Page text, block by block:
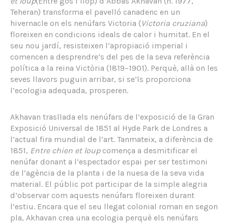
Teheran) transforma el pavelló canadenc en un
hivernacle on els nenúfars Victoria (Victoria cruziana)
floreixen en condicions ideals de calor i humitat. En el
seu nou jardí, resisteixen l’apropiació imperial i
comencen a desprendre’s del pes de la seva referència
política a la reina Victòria (1819–1901). Perquè, allà on les
seves llavors puguin arribar, si se’ls proporciona
l’ecologia adequada, prosperen.
Akhavan trasllada els nenúfars de l’exposició de la Gran
Exposició Universal de 1851 al Hyde Park de Londres a
l’actual fira mundial de l’art. Tanmateix, a diferència de
1851, Entre chien et loupcomença a desmitificar el
nenúfar donant a l’espectador espai per ser testimoni
de l’agència de la planta i de la nuesa de la seva vida
material. El públic pot participar de la simple alegria
d’observar com aquests nenúfars floreixen durant
l’estiu. Encara que el seu llegat colonial roman en segon
pla, Akhavan crea una ecologia perquè els nenúfars